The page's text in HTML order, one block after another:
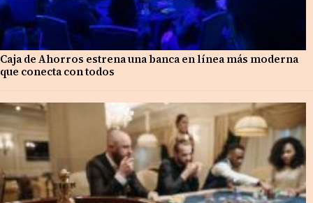
Caja de Ahorros estrena una banca en línea más moderna
que conecta con todos